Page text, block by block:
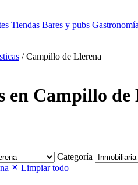
Tiendas Bares y pubs Gastronomía
/ Campillo de Llerena
en Campillo
Categoría
Limpiar todo